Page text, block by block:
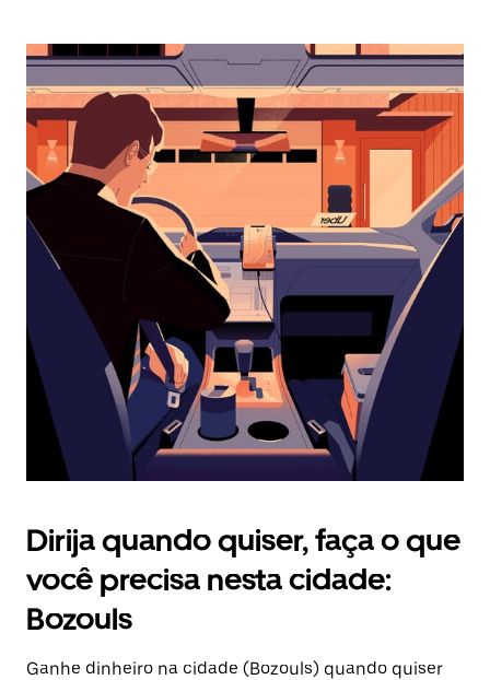
interagir
o
calendário
selecionar
uma
data.
Pressione
a
tecla
“ESC”
o
calendário.
Dirija quando quiser, faça o que
você precisa nesta cidade:
Bozouls
Ganhe dinheiro na cidade (Bozouls) quando quiser